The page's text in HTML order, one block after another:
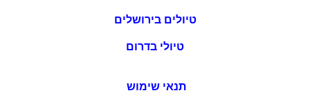
טיולים בירושלים
טיולי בדרום
תנאי שימוש